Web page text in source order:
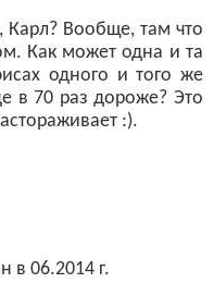
Вообще, там что
Как может одна и та
одного и того же
в 70 раз дороже? Это
:).
в 06.2014 г.